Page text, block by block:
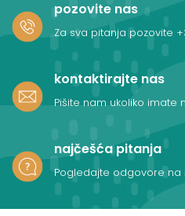
pozovite nas
Za sva pitanja pozovite
kontaktirajte nas
Pišite nam ukoliko imate
najčešća pitanja
Pogledajte odgovore na